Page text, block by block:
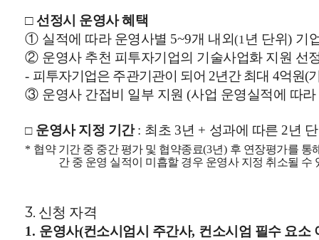
□선정시 운영사 혜택
① 실적에 따라 운영사별 5~9개 내외(1 년 단위) 기
② 운영사 추천 피투자기업의 기술사업화 지원 선
- 피투자기업은 주관기관이 되어2년간 최대 4억원(
③ 운영사 간접비 일부 지원 (사업 운영실적에 따
□ 운영사 지정 기간 : 최초 3년 + 성과에 따른 2년
* 협약 기간 중 중간 평가 및 협약종료(3년) 후 연장평가를 통
간 중 운영 실적이 미흡할 경우 운영사 지정 취소될 수
3. 신청 자격
1. 운영사(컨소시엄시 주간사, 컨소시엄 필수 요소